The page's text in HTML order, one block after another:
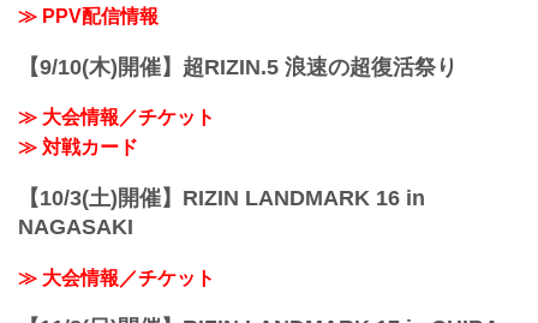
≫ PPV配信情報
【9/10(木)開催】超RIZIN.5 浪速の超復活祭り
≫ 大会情報／チケット
≫ 対戦カード
【10/3(土)開催】RIZIN LANDMARK 16 in
NAGASAKI
≫ 大会情報／チケット